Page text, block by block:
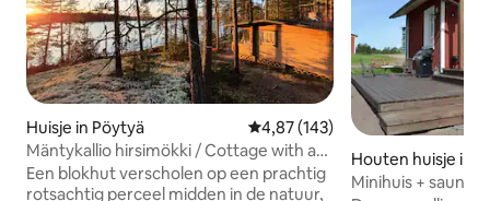
Huisje in Pöytyä Gemiddelde beoordeling van
4,87 (143)
Mäntykallio hirsimökki / Cottage with a
view
Een blokhut verscholen op een prachtig
rotsachtig perceel midden in de natuur,
Houten huisje in
Minihuis + sauna